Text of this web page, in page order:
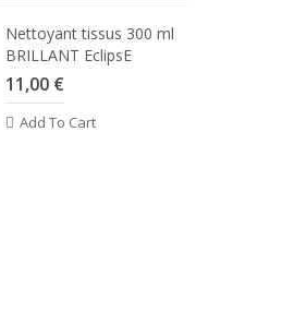
Nettoyant tissus 300 ml
BRILLANT EclipsE
11,00 €
Add To Cart